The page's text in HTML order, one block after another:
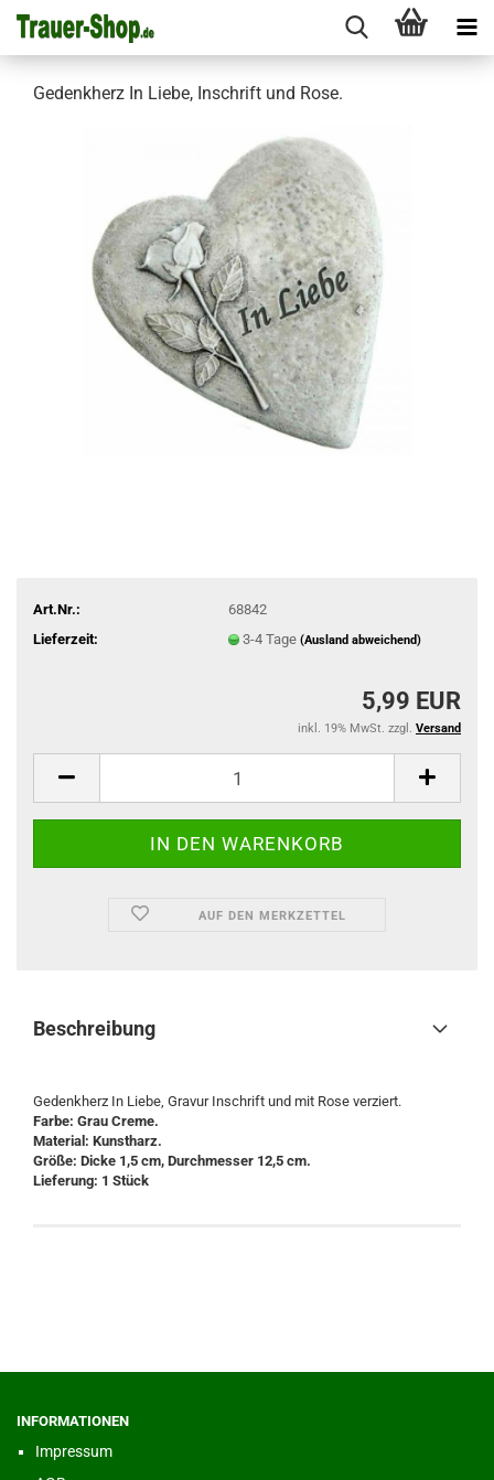
Gedenkherz In Liebe, Inschrift und Rose.
Art.Nr.:
68842
Lieferzeit:
3-4 Tage (Ausland abweichend)
5,99 EUR
inkl. 19% MwSt. zzgl. Versand
AUF DEN MERKZETTEL
Beschreibung
Gedenkherz In Liebe, Gravur Inschrift und mit Rose verziert.
Farbe: Grau Creme.
Material: Kunstharz.
Größe: Dicke 1,5 cm, Durchmesser 12,5 cm.
Lieferung: 1 Stück
INFORMATIONEN
Impressum